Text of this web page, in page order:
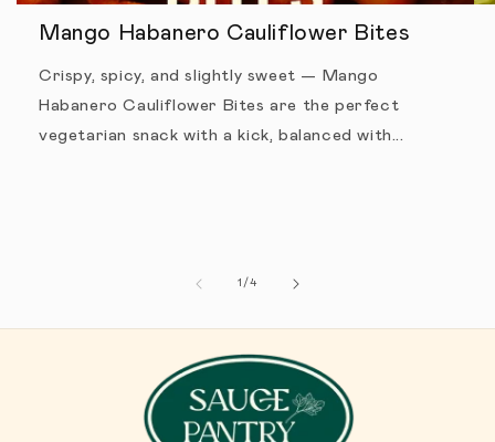
Mango Habanero Cauliflower Bites
Crispy, spicy, and slightly sweet — Mango
Habanero Cauliflower Bites are the perfect
vegetarian snack with a kick, balanced with...
1 /de
4